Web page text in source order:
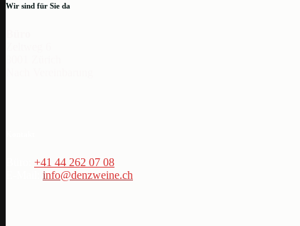
Wir sind für Sie da
+41 44 262 07 08
info@denzweine.ch